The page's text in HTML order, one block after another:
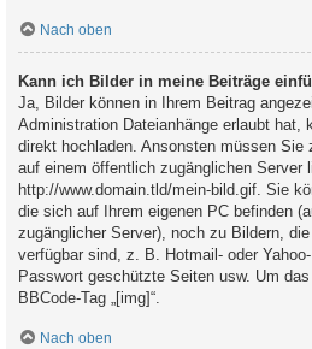
Nach oben
Kann ich Bilder in meine Beiträge
Ja, Bilder können in Ihrem Beitrag
Administration Dateianhänge erlaubt hat,
direkt hochladen. Ansonsten müssen Sie
auf einem öffentlich zugänglichen Server
http://www.domain.tld/mein-bild.gif. Sie
die sich auf Ihrem eigenen PC befinden
zugänglicher Server), noch zu Bildern,
verfügbar sind, z. B. Hotmail- oder
Passwort geschützte Seiten usw. Um
BBCode-Tag „[img]“.
Nach oben